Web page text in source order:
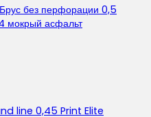
без перфорации 0,5
мокрый асфальт
line 0,45 Print Elite